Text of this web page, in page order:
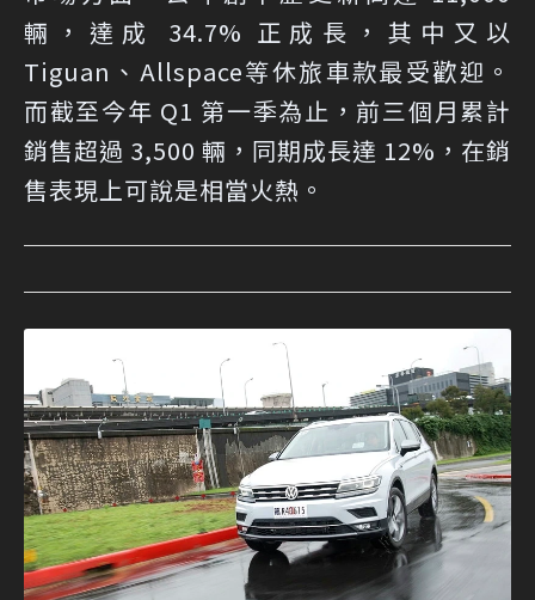
輛，達成 34.7% 正成長，其中又以
Tiguan、Allspace等休旅車款最受歡迎。
而截至今年 Q1 第一季為止，前三個月累計
銷售超過 3,500 輛，同期成長達 12%，在銷
售表現上可說是相當火熱。